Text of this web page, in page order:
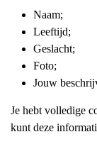
Naam;
Leeftijd;
Geslacht;
Foto;
Jouw
Je hebt volledige
kunt deze